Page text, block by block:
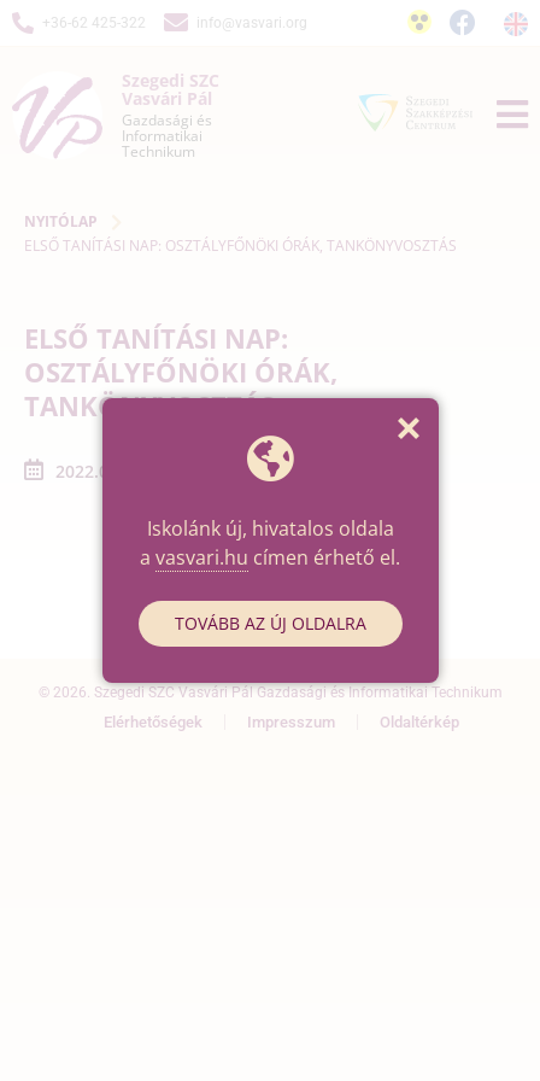
+36-62 425-322 info@vasvari.org
Szegedi SZC
Vasvári Pál
Gazdasági és
Informatikai
Technikum
NYITÓLAP
ELSŐ TANÍTÁSI NAP: OSZTÁLYFŐNÖKI ÓRÁK, TANKÖNYVOSZTÁS
ELSŐ TANÍTÁSI NAP:
OSZTÁLYFŐNÖKI ÓRÁK,
TANKÖNYVOSZTÁS
2022.09.01. - 2022.09.01.
© 2026. Szegedi SZC Vasvári Pál Gazdasági és Informatikai Technikum
Elérhetőségek Impresszum Oldaltérkép
Iskolánk új, hivatalos oldala
a vasvari.hu címen érhető el.
TOVÁBB AZ ÚJ OLDALRA